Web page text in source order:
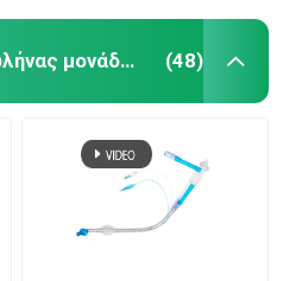
Διπλός βρογχικός σωλήνας μονάδων λούμεν (48)